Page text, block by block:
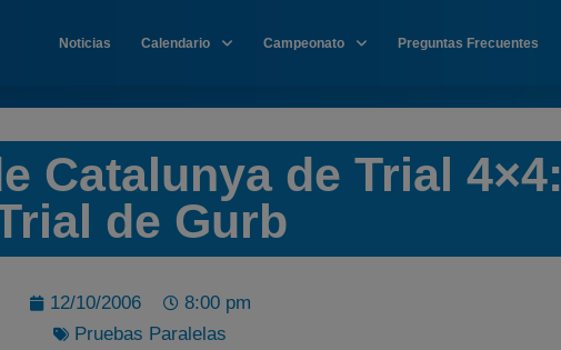
Noticias Calendario Campeonato Preguntas Frecuentes
Catalunya de Trial 4×4:
de Gurb
12/10/2006
8:00 pm
Pruebas Paralelas